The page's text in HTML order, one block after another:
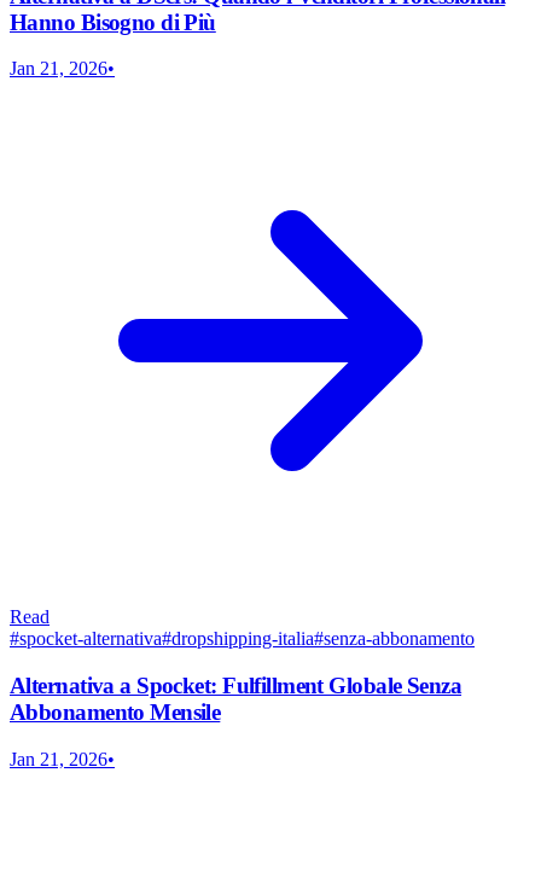
Hanno Bisogno di Più
Jan 21, 2026•
Read
#spocket-alternativa#dropshipping-italia#senza-abbonamento
Alternativa a Spocket: Fulfillment Globale Senza
Abbonamento Mensile
Jan 21, 2026•